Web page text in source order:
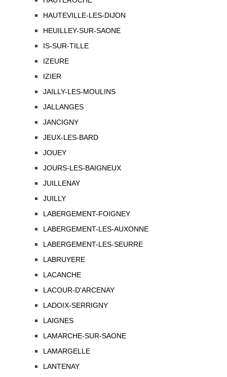
HAUTEVILLE-LES-DIJON
HEUILLEY-SUR-SAONE
IS-SUR-TILLE
IZEURE
IZIER
JAILLY-LES-MOULINS
JALLANGES
JANCIGNY
JEUX-LES-BARD
JOUEY
JOURS-LES-BAIGNEUX
JUILLENAY
JUILLY
LABERGEMENT-FOIGNEY
LABERGEMENT-LES-AUXONNE
LABERGEMENT-LES-SEURRE
LABRUYERE
LACANCHE
LACOUR-D'ARCENAY
LADOIX-SERRIGNY
LAIGNES
LAMARCHE-SUR-SAONE
LAMARGELLE
LANTENAY